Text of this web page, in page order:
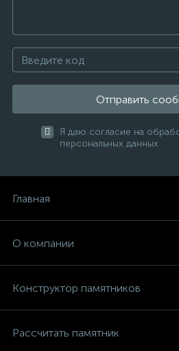
Отправить
Я даю согласие на
персональных данных
Главная
О компании
Конструктор памятников
Рассчитать памятник